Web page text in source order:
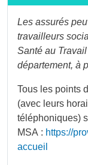
Les assurés
travailleurs
Santé au
département, à
Tous les points
(avec leurs
téléphoniques)
MSA : https://
accueil